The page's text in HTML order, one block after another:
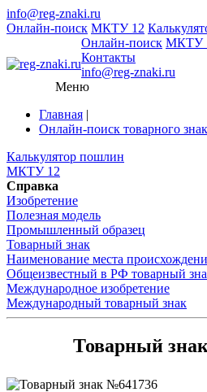
info@reg-znaki.ru
Онлайн-поиск МКТУ 12
Онлайн-поиск МКТУ
Контакты
info@reg-znaki.ru
Меню
Главная |
Онлайн-поиск товарного
Калькулятор пошлин
МКТУ 12
Справка
Изобретение
Полезная модель
Промышленный образец
Товарный знак
Наименование места
Общеизвестный в РФ товарный
Международное изобретение
Международный товарный знак
Товарный